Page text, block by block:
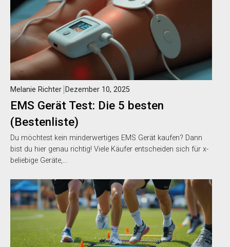
EMS Gerät Test: Die 5 besten
(Bestenliste)
Melanie Richter Dezember 10, 2025
Du möchtest kein minderwertiges EMS Gerät kaufen? Dann
bist du hier genau richtig! Viele Käufer entscheiden sich für x-
beliebige Geräte,…